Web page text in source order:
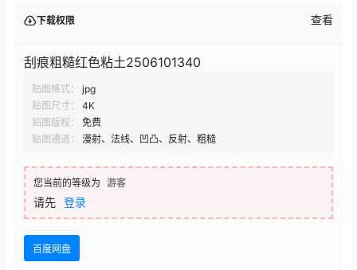
下载权限 查看
刮痕粗糙红色粘土2506101340
贴图格式：
jpg
贴图尺寸：
4K
贴图版权：
免费
贴图通道：
漫射、法线、凹凸、反射、粗糙
您当前的等级为 游客
请先 登录
百度网盘